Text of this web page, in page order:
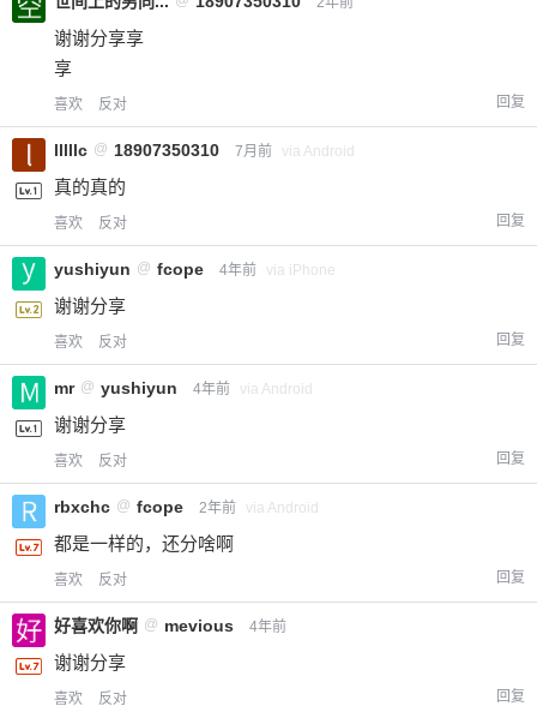
谢谢分享享
享
喜欢 反对 回复
lllllc @ 18907350310 7月前 via Android
真的真的
喜欢 反对 回复
yushiyun @ fcope 4年前 via iPhone
谢谢分享
喜欢 反对 回复
mr @ yushiyun 4年前 via Android
谢谢分享
喜欢 反对 回复
rbxchc @ fcope 2年前 via Android
都是一样的，还分啥啊
喜欢 反对 回复
好喜欢你啊 @ mevious 4年前
谢谢分享
喜欢 反对 回复